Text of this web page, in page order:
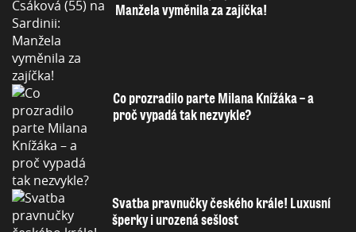
Manžela vyměnila za zajíčka!
Co prozradilo parte Milana Knížáka – a
proč vypadá tak nezvykle?
Svatba pravnučky českého krále! Luxusní
šperky i urozená sešlost